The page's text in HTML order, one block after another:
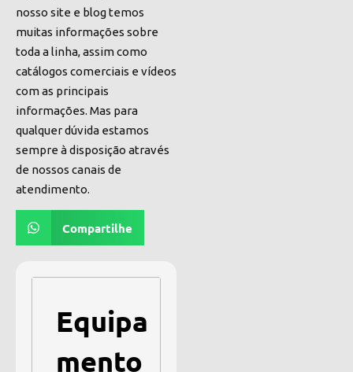
nosso site e blog temos
muitas informações sobre
toda a linha, assim como
catálogos comerciais e vídeos
com as principais
informações. Mas para
qualquer dúvida estamos
sempre à disposição através
de nossos canais de
atendimento.
Compartilhe
Equipa
mento